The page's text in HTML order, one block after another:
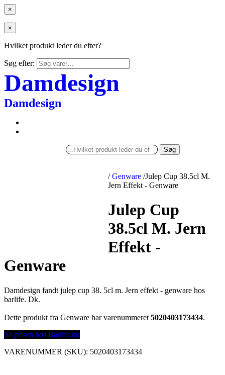
×
×
Hvilket produkt leder du efter?
Søg efter:
Damdesign
Damdesign
Søg
/ Genware /Julep Cup 38.5cl M.
Jern Effekt - Genware
Julep Cup
38.5cl M. Jern
Effekt -
Genware
Damdesign fandt julep cup 38. 5cl m. Jern effekt - genware hos
barlife. Dk.
Dette produkt fra Genware har varenummeret 5020403173434.
Se prisen hos Barlife.dk
VARENUMMER (SKU): 5020403173434